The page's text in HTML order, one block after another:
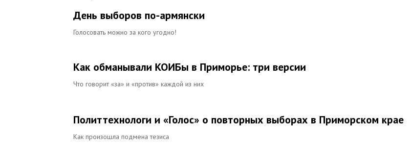
День выборов по-армянски
Голосовать можно за кого угодно!
Как обманывали КОИБы в Приморье: три версии
Что говорит «за» и «против» каждой из них
Политтехнологи и «Голос» о повторных выборах в Приморском крае
Как произошла подмена тезиса